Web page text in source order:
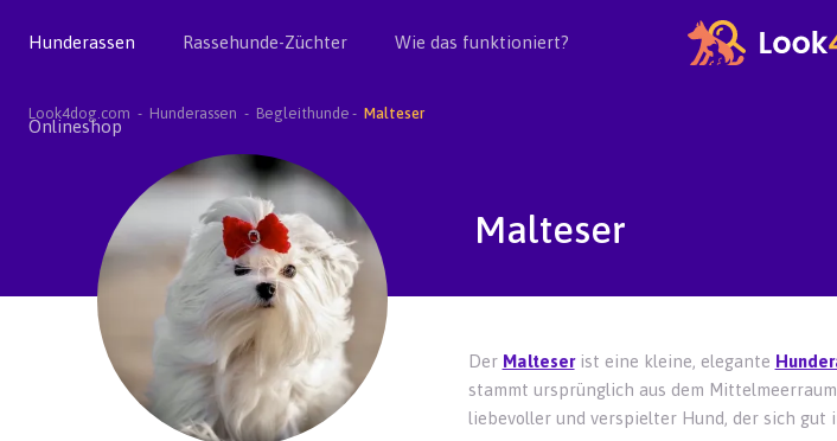
Hunderassen Rassehunde-Züchter Wie das funktioniert?
Onlineshop
Look4dog.com Hunderassen Begleithunde Malteser
Malteser
Der Malteserist eine kleine, elegante
stammt ursprünglich aus dem
liebevoller und verspielter Hund, der sich gut